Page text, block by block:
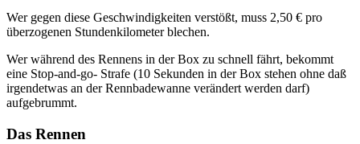
Wer gegen diese Geschwindigkeiten verstößt, muss 2,50 € pro
überzogenen Stundenkilometer blechen.
Wer während des Rennens in der Box zu schnell fährt, bekommt
eine Stop-and-go- Strafe (10 Sekunden in der Box stehen ohne daß
irgendetwas an der Rennbadewanne verändert werden darf)
aufgebrummt.
Das Rennen